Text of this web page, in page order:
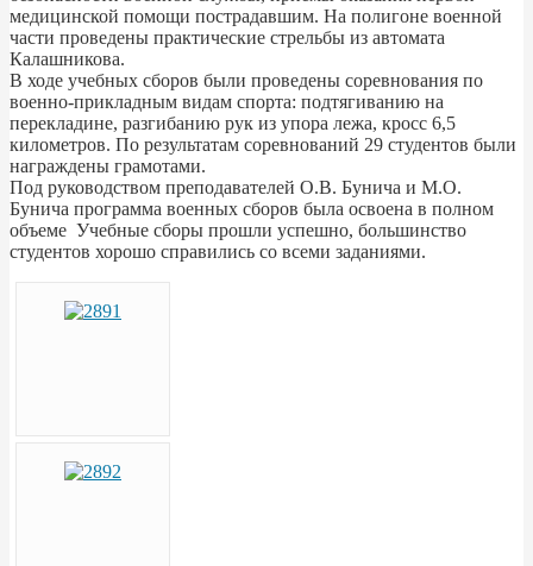
медицинской помощи пострадавшим. На полигоне военной
части проведены практические стрельбы из автомата
Калашникова.
В ходе учебных сборов были проведены соревнования по
военно-прикладным видам спорта: подтягиванию на
перекладине, разгибанию рук из упора лежа, кросс 6,5
километров. По результатам соревнований 29 студентов были
награждены грамотами.
Под руководством преподавателей О.В. Бунича и М.О.
Бунича программа военных сборов была освоена в полном
объеме Учебные сборы прошли успешно, большинство
студентов хорошо справились со всеми заданиями.